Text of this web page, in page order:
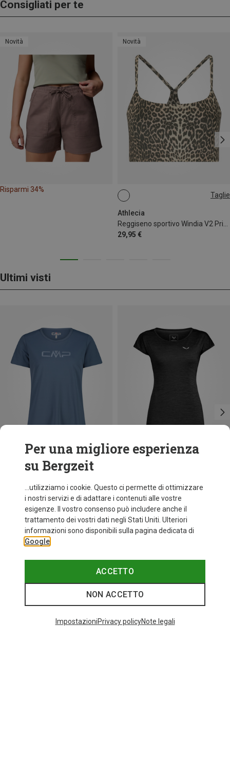
Consigliati per te
Novità
Risparmi 34%
Novità
Taglie
Athlecia
29,95 €
S
Ultimi visti
+11 Taglie
Maglietta funzionale Print donna
Salewa
34,95 €
XXL
Per una migliore esperienza
su Bergzeit
...utilizziamo i cookie. Questo ci permette di ottimizzare
i nostri servizi e di adattare i contenuti alle vostre
esigenze. Il vostro consenso può includere anche il
trattamento dei vostri dati negli Stati Uniti. Ulteriori
informazioni sono disponibili sulla pagina dedicata di
Google
ACCETTO
NON ACCETTO
ImpostazioniPrivacy policyNote legali